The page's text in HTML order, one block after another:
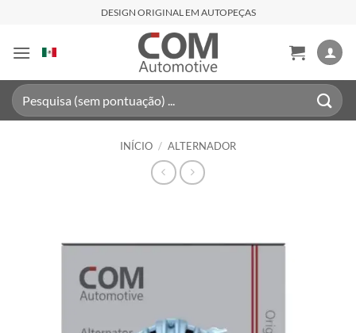
content
DESIGN ORIGINAL EM AUTOPEÇAS
Pesquisar
por:
INÍCIO / ALTERNADOR